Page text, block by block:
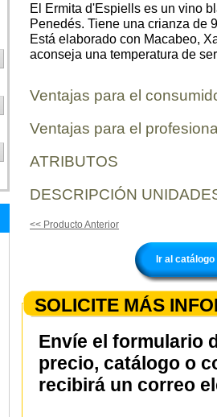
El Ermita d'Espiells es un vino
Penedés. Tiene una crianza de
Está elaborado con Macabeo,
aconseja una temperatura de
Ventajas para el
Ventajas para el
ATRIBUTOS
DESCRIPCIÓN
<< Producto Anterior
Ir al
SOLICITE MÁS
Envíe el formulario
precio, catálogo o
recibirá un correo